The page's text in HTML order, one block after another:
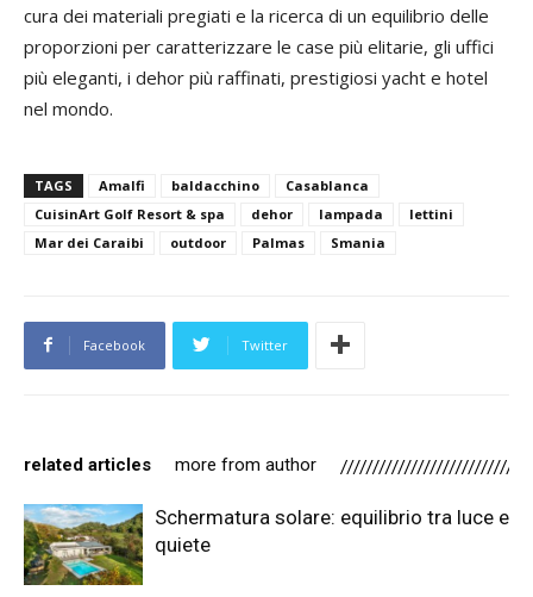
cura dei materiali pregiati e la ricerca di un equilibrio delle
proporzioni per caratterizzare le case più elitarie, gli uffici
più eleganti, i dehor più raffinati, prestigiosi yacht e hotel
nel mondo.
TAGS Amalfi baldacchino
Casablanca
CuisinArt Golf Resort & spa
dehor lampada
lettini
Mar dei Caraibi
outdoor Palmas Smania
Facebook Twitter
related articles more from author
Schermatura solare: equilibrio tra luce e
quiete